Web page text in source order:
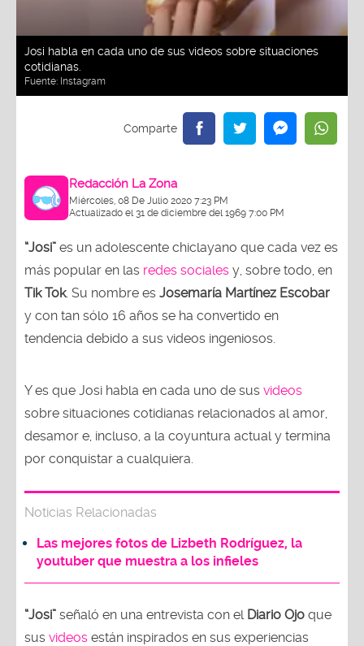
Josi habla en cada uno de sus videos sobre situaciones
cotidianas.
Fuente: Instagram
Redacción La Zona
Miércoles, 08 De Julio 2020 7:23 PM
Actualizado el 31 de diciembre del 1969 7:00 PM
“Josi” es un adolescente chiclayano que cada vez es
más popular en las redes sociales y, sobre todo, en
Tik Tok. Su nombre es Josemaría Martínez Escobar
y con tan sólo 16 años se ha convertido en
tendencia debido a sus videos ingeniosos.
Y es que Josi habla en cada uno de sus videos
sobre situaciones cotidianas relacionados al amor,
desamor e, incluso, a la coyuntura actual y termina
por conquistar a cualquiera.
Noticias Relacionadas
Las mejores fotos de Lizbeth Rodríguez, la
youtuber que muestra a los infieles
“Josi” señaló en una entrevista con el Diario Ojo que
sus videos están inspirados en sus experiencias